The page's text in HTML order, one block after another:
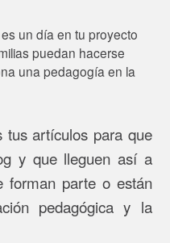
un día en tu proyecto
puedan hacerse
una pedagogía en la
tus artículos para que
y que lleguen así a
forman parte o están
pedagógica y la